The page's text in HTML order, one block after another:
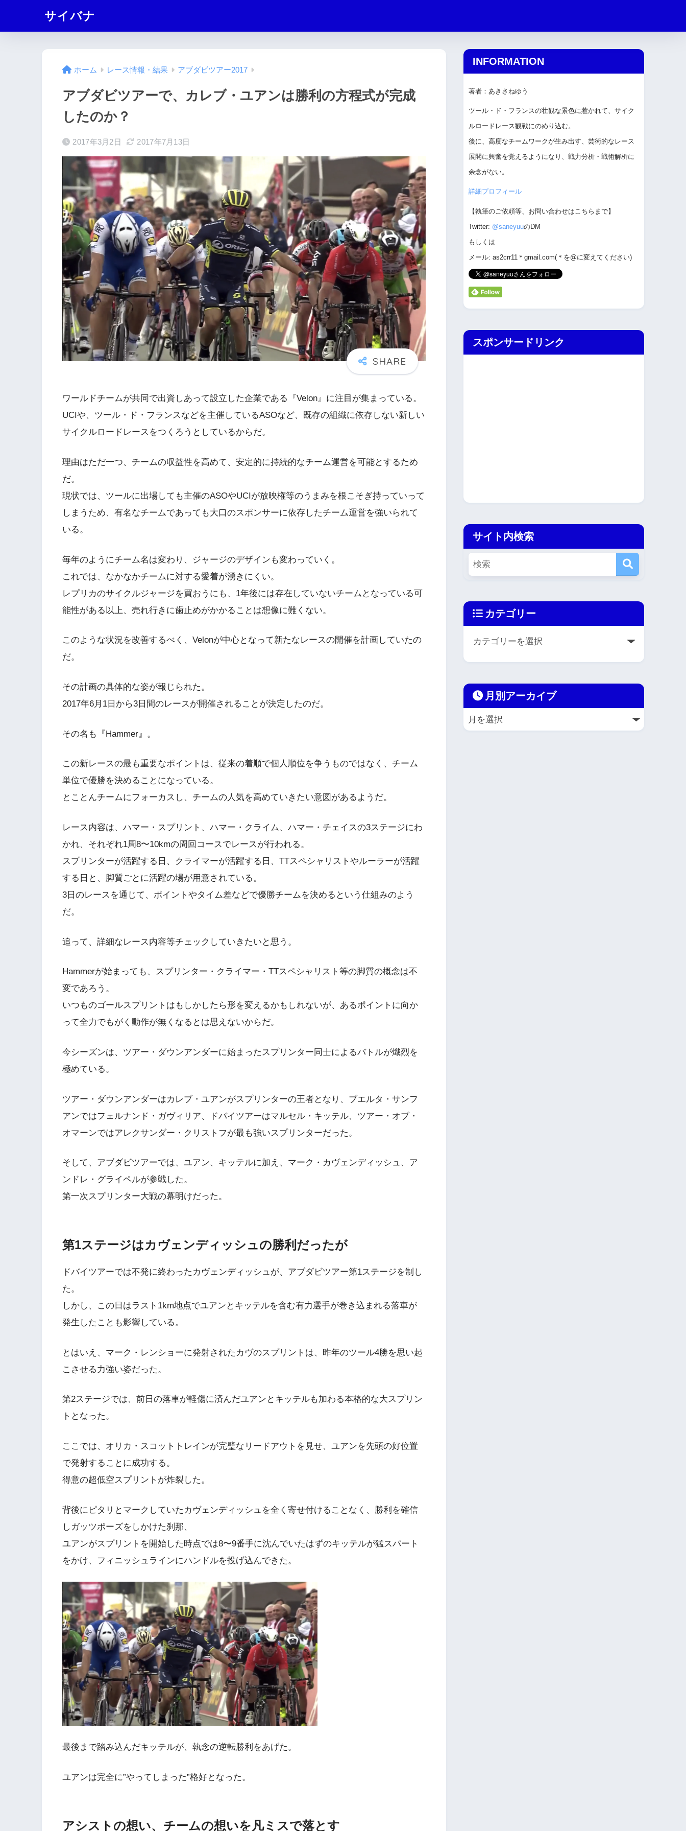
サイバナ
ホーム レース情報・結果 アブダビツアー2017
アブダビツアーで、カレブ・ユアンは勝利の方程式が完成
したのか？
2017年3月2日 2017年7月13日
ワールドチームが共同で出資しあって設立した企業である『Velon』に注目が集まっている。
UCIや、ツール・ド・フランスなどを主催しているASOなど、既存の組織に依存しない新しい
サイクルロードレースをつくろうとしているからだ。
理由はただ一つ、チームの収益性を高めて、安定的に持続的なチーム運営を可能とするため
だ。
現状では、ツールに出場しても主催のASOやUCIが放映権等のうまみを根こそぎ持っていって
しまうため、有名なチームであっても大口のスポンサーに依存したチーム運営を強いられて
いる。
毎年のようにチーム名は変わり、ジャージのデザインも変わっていく。
これでは、なかなかチームに対する愛着が湧きにくい。
レプリカのサイクルジャージを買おうにも、1年後には存在していないチームとなっている可
能性がある以上、売れ行きに歯止めがかかることは想像に難くない。
このような状況を改善するべく、Velonが中心となって新たなレースの開催を計画していたの
だ。
その計画の具体的な姿が報じられた。
2017年6月1日から3日間のレースが開催されることが決定したのだ。
その名も『Hammer』。
この新レースの最も重要なポイントは、従来の着順で個人順位を争うものではなく、チーム
単位で優勝を決めることになっている。
とことんチームにフォーカスし、チームの人気を高めていきたい意図があるようだ。
レース内容は、ハマー・スプリント、ハマー・クライム、ハマー・チェイスの3ステージにわ
かれ、それぞれ1周8〜10kmの周回コースでレースが行われる。
スプリンターが活躍する日、クライマーが活躍する日、TTスペシャリストやルーラーが活躍
する日と、脚質ごとに活躍の場が用意されている。
3日のレースを通じて、ポイントやタイム差などで優勝チームを決めるという仕組みのよう
だ。
追って、詳細なレース内容等チェックしていきたいと思う。
Hammerが始まっても、スプリンター・クライマー・TTスペシャリスト等の脚質の概念は不
変であろう。
いつものゴールスプリントはもしかしたら形を変えるかもしれないが、あるポイントに向か
って全力でもがく動作が無くなるとは思えないからだ。
今シーズンは、ツアー・ダウンアンダーに始まったスプリンター同士によるバトルが熾烈を
極めている。
ツアー・ダウンアンダーはカレブ・ユアンがスプリンターの王者となり、ブエルタ・サンフ
アンではフェルナンド・ガヴィリア、ドバイツアーはマルセル・キッテル、ツアー・オブ・
オマーンではアレクサンダー・クリストフが最も強いスプリンターだった。
そして、アブダビツアーでは、ユアン、キッテルに加え、マーク・カヴェンディッシュ、ア
ンドレ・グライペルが参戦した。
第一次スプリンター大戦の幕明けだった。
第1ステージはカヴェンディッシュの勝利だったが
ドバイツアーでは不発に終わったカヴェンディッシュが、アブダビツアー第1ステージを制し
た。
しかし、この日はラスト1km地点でユアンとキッテルを含む有力選手が巻き込まれる落車が
発生したことも影響している。
とはいえ、マーク・レンショーに発射されたカヴのスプリントは、昨年のツール4勝を思い起
こさせる力強い姿だった。
第2ステージでは、前日の落車が軽傷に済んだユアンとキッテルも加わる本格的な大スプリン
トとなった。
ここでは、オリカ・スコットトレインが完璧なリードアウトを見せ、ユアンを先頭の好位置
で発射することに成功する。
得意の超低空スプリントが炸裂した。
背後にピタリとマークしていたカヴェンディッシュを全く寄せ付けることなく、勝利を確信
しガッツポーズをしかけた刹那、
ユアンがスプリントを開始した時点では8〜9番手に沈んでいたはずのキッテルが猛スパート
をかけ、フィニッシュラインにハンドルを投げ込んできた。
最後まで踏み込んだキッテルが、執念の逆転勝利をあげた。
ユアンは完全に”やってしまった”格好となった。
アシストの想い、チームの想いを凡ミスで落とす
INFORMATION
著者：あきさねゆう
ツール・ド・フランスの壮観な景色に惹かれて、サイク
ルロードレース観戦にのめり込む。
後に、高度なチームワークが生み出す、芸術的なレース
展開に興奮を覚えるようになり、戦力分析・戦術解析に
余念がない。
詳細プロフィール
【執筆のご依頼等、お問い合わせはこちらまで】
Twitter: @saneyuuのDM
もしくは
メール: as2crr11＊gmail.com(＊を@に変えてください)
スポンサードリンク
サイト内検索
カテゴリー
月別アーカイブ